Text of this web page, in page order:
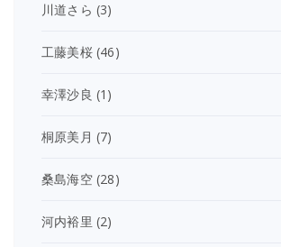
川道さら (3)
工藤美桜(46)
幸澤沙良 (1)
桐原美月 (7)
桑島海空(28)
河内裕里 (2)